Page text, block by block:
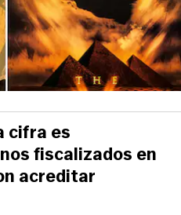
cifra es
fiscalizados en
acreditar